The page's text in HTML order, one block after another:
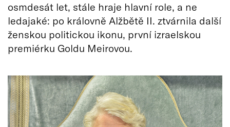
osmdesát let, stále hraje hlavní role, a ne
ledajaké: po královně Alžbětě II. ztvárnila další
ženskou politickou ikonu, první izraelskou
premiérku Goldu Meirovou.